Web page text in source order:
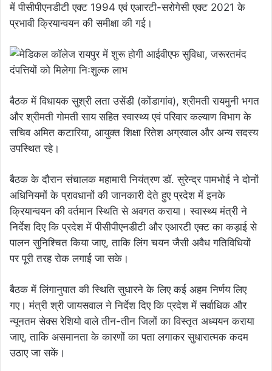
में पीसीपीएनडीटी एक्ट 1994 एवं एआरटी-सरोगेसी एक्ट 2021 के
प्रभावी क्रियान्वयन की समीक्षा की गई।
बैठक में विधायक सुश्री लता उसेंडी (कोंडागांव), श्रीमती रायमुनी भगत
और श्रीमती गोमती साय सहित स्वास्थ्य एवं परिवार कल्याण विभाग के
सचिव अमित कटारिया, आयुक्त शिक्षा रितेश अग्रवाल और अन्य सदस्य
उपस्थित रहे।
बैठक के दौरान संचालक महामारी नियंत्रण डॉ. सुरेन्द्र पामभोई ने दोनों
अधिनियमों के प्रावधानों की जानकारी देते हुए प्रदेश में इनके
क्रियान्वयन की वर्तमान स्थिति से अवगत कराया। स्वास्थ्य मंत्री ने
निर्देश दिए कि प्रदेश में पीसीपीएनडीटी और एआरटी एक्ट का कड़ाई से
पालन सुनिश्चित किया जाए, ताकि लिंग चयन जैसी अवैध गतिविधियों
पर पूरी तरह रोक लगाई जा सके।
बैठक में लिंगानुपात की स्थिति सुधारने के लिए कई अहम निर्णय लिए
गए। मंत्री श्री जायसवाल ने निर्देश दिए कि प्रदेश में सर्वाधिक और
न्यूनतम सेक्स रेशियो वाले तीन-तीन जिलों का विस्तृत अध्ययन कराया
जाए, ताकि असमानता के कारणों का पता लगाकर सुधारात्मक कदम
उठाए जा सकें।